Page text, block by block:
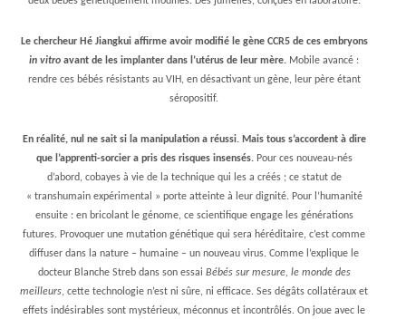
Le chercheur Hé Jiangkui affirme avoir modifié le gène CCR5 de ces embryons
in vitro avant de les implanter dans l’utérus de leur mère. Mobile avancé :
rendre ces bébés résistants au VIH, en désactivant un gène, leur père étant
séropositif.
En réalité, nul ne sait si la manipulation a réussi. Mais tous s’accordent à dire
que l’apprenti-sorcier a pris des risques insensés.Pour ces nouveau-nés
d’abord, cobayes à vie de la technique qui les a créés ; ce statut de
« transhumain expérimental » porte atteinte à leur dignité. Pour l’humanité
ensuite : en bricolant le génome, ce scientifique engage les générations
futures. Provoquer une mutation génétique qui sera héréditaire, c’est comme
diffuser dans la nature – humaine – un nouveau virus. Comme l’explique le
docteur Blanche Streb dans son essai Bébés sur mesure, le monde des
meilleurs, cette technologie n’est ni sûre, ni efficace. Ses dégâts collatéraux et
effets indésirables sont mystérieux, méconnus et incontrôlés. On joue avec le